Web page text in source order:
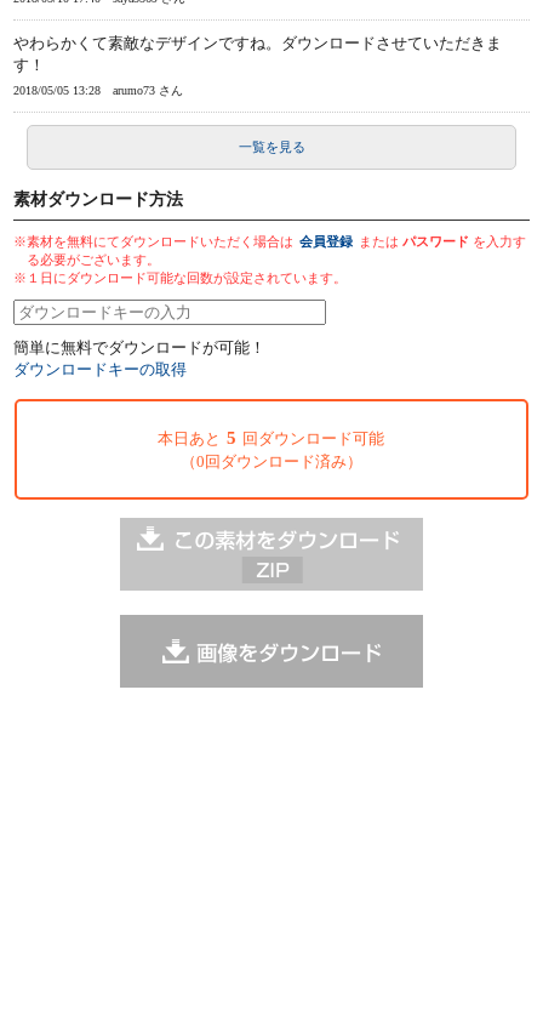
やわらかくて素敵なデザインですね。ダウンロードさせていただきま
す！
2018/05/05 13:28 arumo73 さん
一覧を見る
素材ダウンロード方法
※素材を無料にてダウンロードいただく場合は 会員登録 またはパスワード を入力す
る必要がございます。
※１日にダウンロード可能な回数が設定されています。
簡単に無料でダウンロードが可能！
ダウンロードキーの取得
本日あと 5 回ダウンロード可能
（0回ダウンロード済み）